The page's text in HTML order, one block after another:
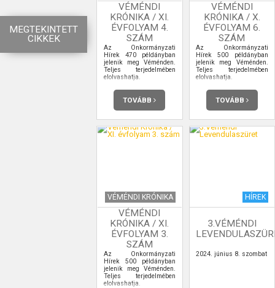
MEGTEKINTETT
CIKKEK
VÉMÉNDI
KRÓNIKA / XI.
ÉVFOLYAM 4.
SZÁM
Az Önkormányzati
Hírek 470 példányban
jelenik meg Véménden.
Teljes terjedelmében
elolvashatja.
TOVÁBB
VÉMÉNDI
KRÓNIKA / X.
ÉVFOLYAM 6.
SZÁM
Az Önkormányzati
Hírek 500 példányban
jelenik meg Véménden.
Teljes terjedelmében
elolvashatja.
TOVÁBB
VÉMÉNDI KRÓNIKA
VÉMÉNDI
KRÓNIKA / XI.
ÉVFOLYAM 3.
SZÁM
Az Önkormányzati
Hírek 500 példányban
jelenik meg Véménden.
Teljes terjedelmében
elolvashatja.
HÍREK
3.VÉMÉNDI
2024. június 8. szombat